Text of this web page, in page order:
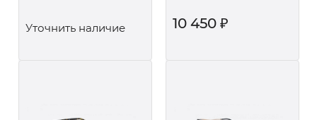
Уточнить наличие 10 450 ₽